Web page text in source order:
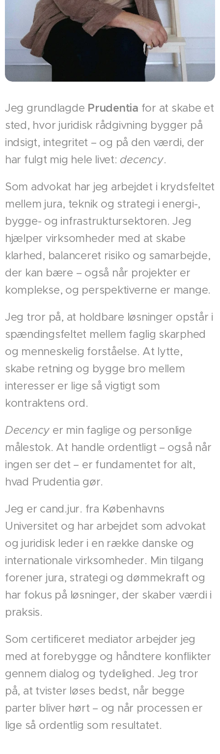
Jeg grundlagde Prudentia for at skabe et
sted, hvor juridisk rådgivning bygger på
indsigt, integritet – og på den værdi, der
har fulgt mig hele livet: decency.
Som advokat har jeg arbejdet i krydsfeltet
mellem jura, teknik og strategi i energi-,
bygge- og infrastruktursektoren. Jeg
hjælper virksomheder med at skabe
klarhed, balanceret risiko og samarbejde,
der kan bære – også når projekter er
komplekse, og perspektiverne er mange.
Jeg tror på, at holdbare løsninger opstår i
spændingsfeltet mellem faglig skarphed
og menneskelig forståelse. At lytte,
skabe retning og bygge bro mellem
interesser er lige så vigtigt som
kontraktens ord.
Decency er min faglige og personlige
målestok. At handle ordentligt – også når
ingen ser det – er fundamentet for alt,
hvad Prudentia gør.
Jeg er cand.jur. fra Københavns
Universitet og har arbejdet som advokat
og juridisk leder i en række danske og
internationale virksomheder. Min tilgang
forener jura, strategi og dømmekraft og
har fokus på løsninger, der skaber værdi i
praksis.
Som certificeret mediator arbejder jeg
med at forebygge og håndtere konflikter
gennem dialog og tydelighed. Jeg tror
på, at tvister løses bedst, når begge
parter bliver hørt – og når processen er
lige så ordentlig som resultatet.